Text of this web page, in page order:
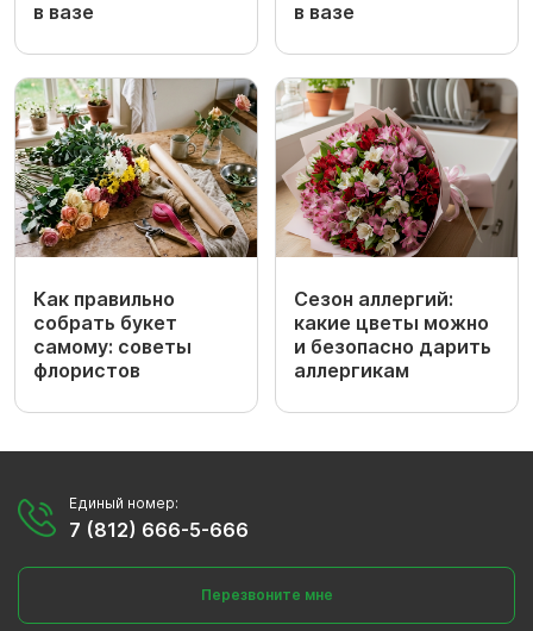
в вазе
в вазе
Как правильно
собрать букет
самому: советы
флористов
Сезон аллергий:
какие цветы можно
и безопасно дарить
аллергикам
Единый номер:
7 (812) 666-5-666
Перезвоните мне